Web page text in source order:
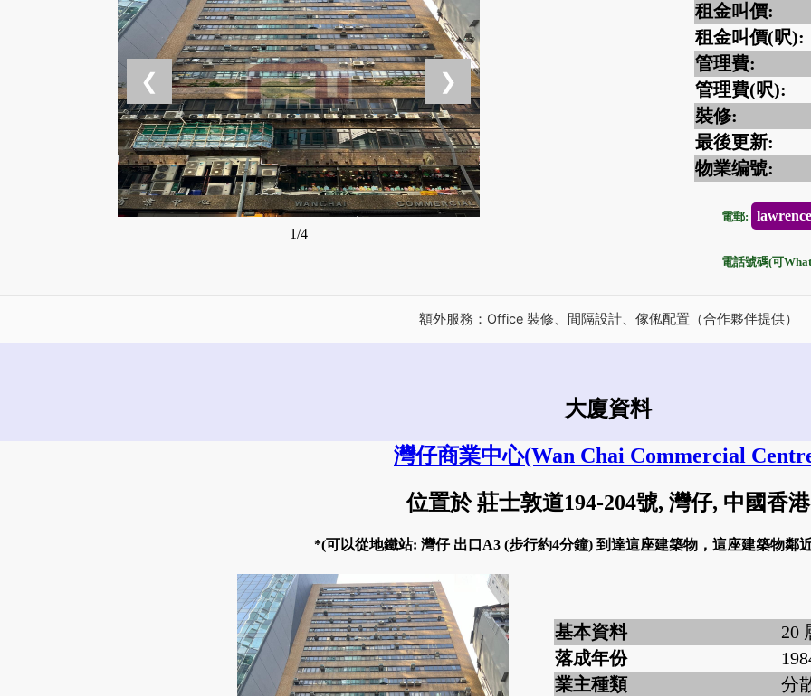
❮ ❯
1/4
租金叫價:
租金叫價(呎):
管理費:
管理費(呎):
裝修:
最後更新:
物業编號:
電郵:
電話號碼(可
額外服務：Office 裝修、間隔設計、傢俬配置（合作夥伴提供）
大廈資料
灣仔商業中心(Wan Chai Commercial
位置於 莊士敦道194-204號, 灣仔, 中國香港
*(可以從地鐵站: 灣仔 出口A3 (步行約4分鐘) 到達這座建築物，這座建築物鄰
基本資料
20
落成年份
業主種類
分